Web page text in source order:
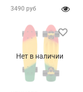
3490 руб
Нет в наличии